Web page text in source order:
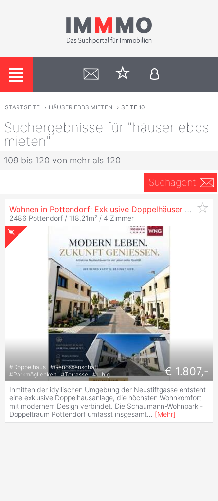
STARTSEITE › HÄUSER EBBS MIETEN › SEITE 10
Suchergebnisse für "häuser ebbs
mieten"
109 bis 120 von mehr als 120
Suchagent
Wohnen in Pottendorf: Exklusive Doppelhäuser zur
2486 Pottendorf / 118,21m² / 4 Zimmer
#Doppelhaus #Genossenschaft
#Parkmöglichkeit #Terrasse #ruhig € 1.807,-
Inmitten der idyllischen Umgebung der Neustiftgasse entsteht
eine exklusive Doppelhausanlage, die höchsten Wohnkomfort
mit modernem Design verbindet. Die Schaumann-Wohnpark -
Doppeltraum Pottendorf umfasst insgesamt... [Mehr]